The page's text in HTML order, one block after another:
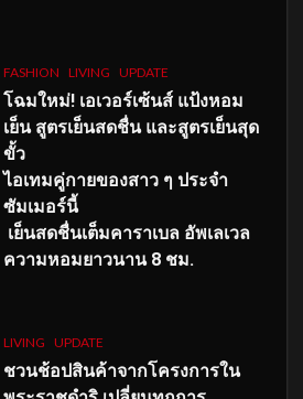
FASHION LIVING UPDATE
โฉมใหม่! เอเวอร์เซ้นส์ แป้งหอม
เย็น สูตรเย็นสดชื่น และสูตรเย็นสุด
ขั้ว
ไอเทมคู่กายของสาว ๆ ประจำ
ซัมเมอร์นี้
เย็นสดชื่นเต็มคาราเบล อัพเลเวล
ความหอมยาวนาน 8 ชม.
LIVING UPDATE
ชวนช้อปสินค้าจากโครงการใน